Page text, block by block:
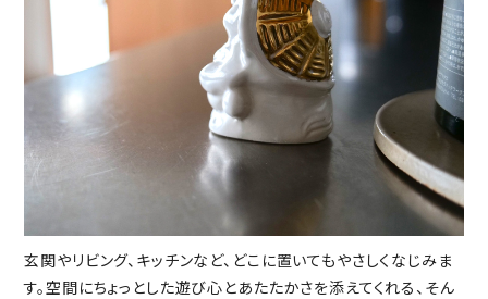
玄関やリビング、キッチンなど、どこに置いてもやさしくなじみま
す。空間にちょっとした遊び心とあたたかさを添えてくれる、そん